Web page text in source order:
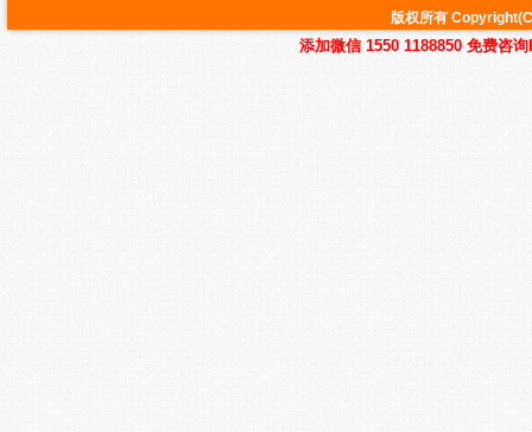
版权所有
添加微信 1550 1188850 免费咨